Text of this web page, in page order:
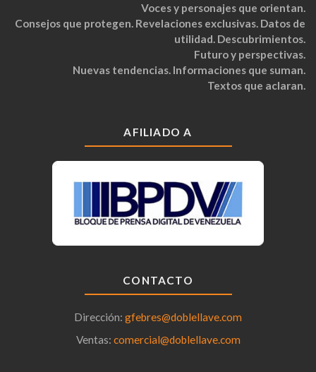
Voces y personajes que orientan.
Consejos que protegen. Revelaciones exclusivas. Datos de
utilidad. Descubrimientos.
Futuro y perspectivas.
Nuevas tendencias. Informaciones que suman.
Textos que aclaran.
AFILIADO A
CONTACTO
Dirección: gfebres@doblellave.com
Ventas: comercial@doblellave.com